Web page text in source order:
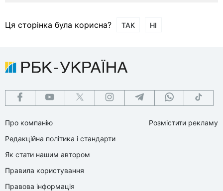
Ця сторінка була корисна? ТАК НІ
Про компанію
Редакційна політика і стандарти
Як стати нашим автором
Правила користування
Правова інформація
Розмістити рекламу